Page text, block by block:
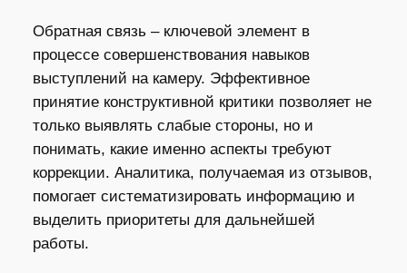
Обратная связь – ключевой элемент в
процессе совершенствования навыков
выступлений на камеру. Эффективное
принятие конструктивной критики позволяет не
только выявлять слабые стороны, но и
понимать, какие именно аспекты требуют
коррекции. Аналитика, получаемая из отзывов,
помогает систематизировать информацию и
выделить приоритеты для дальнейшей
работы.